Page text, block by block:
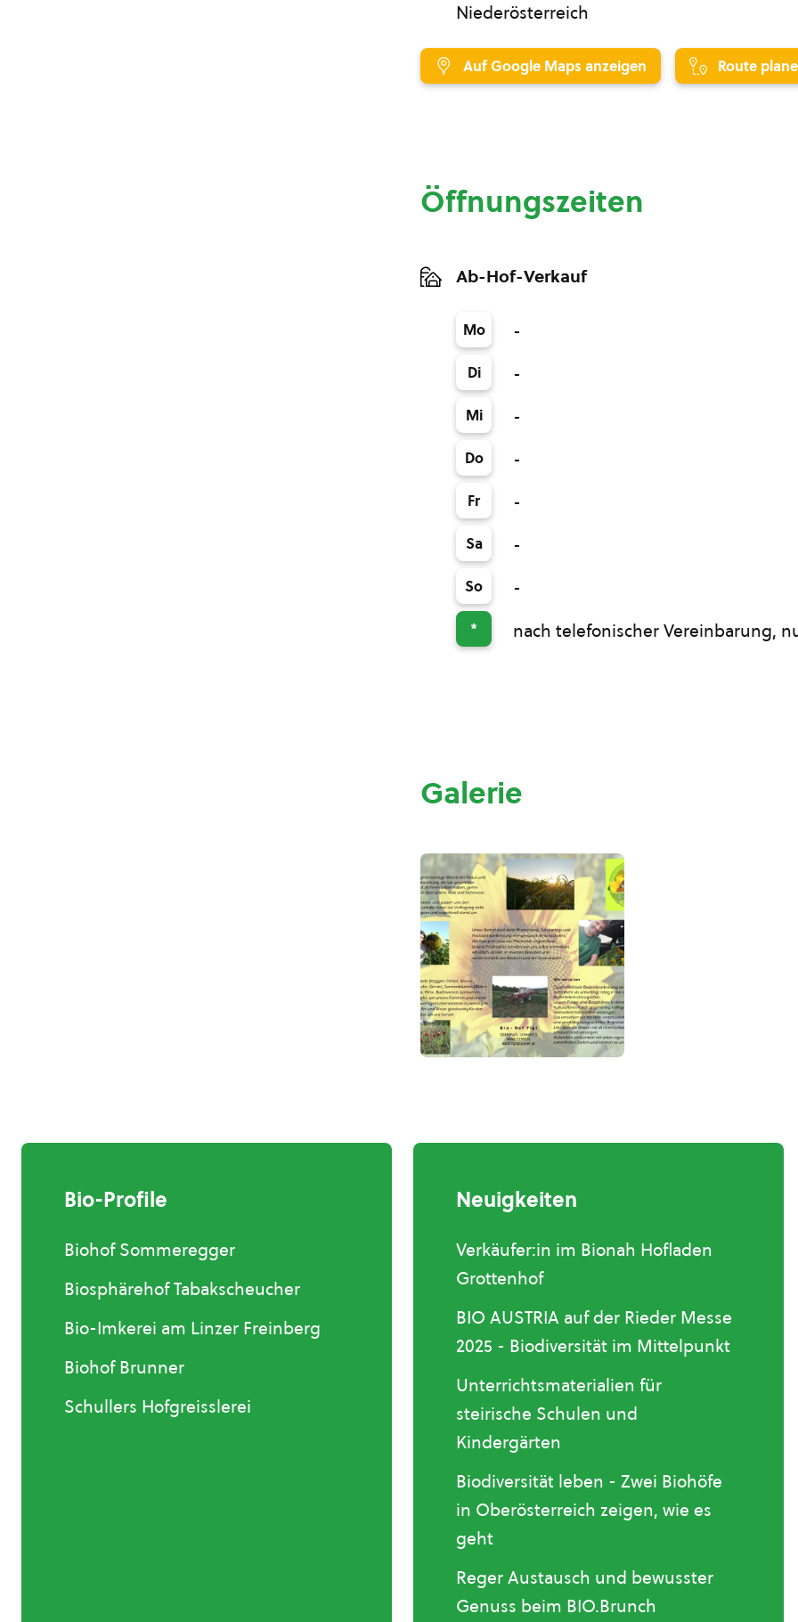
Niederösterreich
Auf Google Maps anzeigen Route
Öffnungszeiten
Ab-Hof-Verkauf
Mo -
Di -
Mi -
Do -
Fr -
Sa -
So -
* nach telefonischer Vereinbarung,
Galerie
Bio-Profile
Biohof Sommeregger
Biosphärehof Tabakscheucher
Bio-Imkerei am Linzer Freinberg
Biohof Brunner
Schullers Hofgreisslerei
Neuigkeiten
Verkäufer:in im Bionah Hofladen
Grottenhof
BIO AUSTRIA auf der Rieder Messe
2025 - Biodiversität im Mittelpunkt
Unterrichtsmaterialien für
steirische Schulen und
Kindergärten
Biodiversität leben - Zwei Biohöfe
in Oberösterreich zeigen, wie es
geht
Reger Austausch und bewusster
Genuss beim BIO.Brunch